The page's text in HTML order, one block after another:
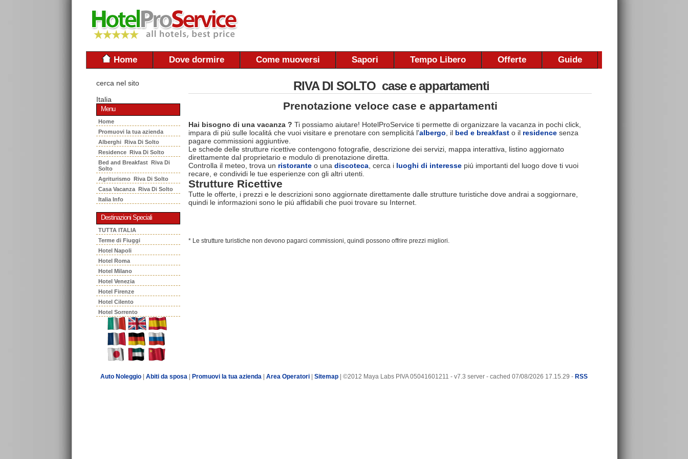
Home Dove dormire Come muoversi Sapori Tempo Libero Offerte Guide
cerca nel sito
Italia
Menu
Home
Promuovi la tua azienda
Alberghi Riva Di Solto
Residence Riva Di Solto
Bed and Breakfast Riva Di
Solto
Agriturismo Riva Di Solto
Casa Vacanza Riva Di Solto
Italia Info
Destinazioni Speciali
TUTTA ITALIA
Terme di Fiuggi
Hotel Napoli
Hotel Roma
Hotel Milano
Hotel Venezia
Hotel Firenze
Hotel Cilento
Hotel Sorrento
RIVA DI SOLTO case e appartamenti
Prenotazione veloce case e appartamenti
Hai bisogno di una vacanza ? Ti possiamo aiutare! HotelProService ti permette di organizzare la vacanza in pochi click,
impara di piú sulle localitá che vuoi visitare e prenotare con semplicitá l'albergo , il bed e breakfast o il residence senza
pagare commissioni aggiuntive.
Le schede delle strutture ricettive contengono fotografie, descrizione dei servizi, mappa interattiva, listino aggiornato
direttamente dal proprietario e modulo di prenotazione diretta.
Controlla il meteo, trova un ristorante o una discoteca , cerca i luoghi di interesse piú importanti del luogo dove ti vuoi
recare, e condividi le tue esperienze con gli altri utenti.
Strutture Ricettive
Tutte le offerte, i prezzi e le descrizioni sono aggiornate direttamente dalle strutture turistiche dove andrai a soggiornare,
quindi le informazioni sono le piú affidabili che puoi trovare su Internet.
* Le strutture turistiche non devono pagarci commissioni, quindi possono offrire prezzi migliori.
Auto Noleggio Abiti da sposa Promuovi la tua azienda Area Operatori Sitemap | ©2012 Maya Labs PIVA 05041601211 - v7.3 server - cached 07/08/2026 17.15.29 - RSS